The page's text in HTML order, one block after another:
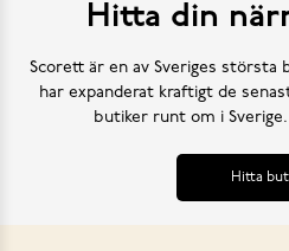
Hitta din
Scorett är en av Sveriges största
har expanderat kraftigt de
butiker runt om i
Hitta